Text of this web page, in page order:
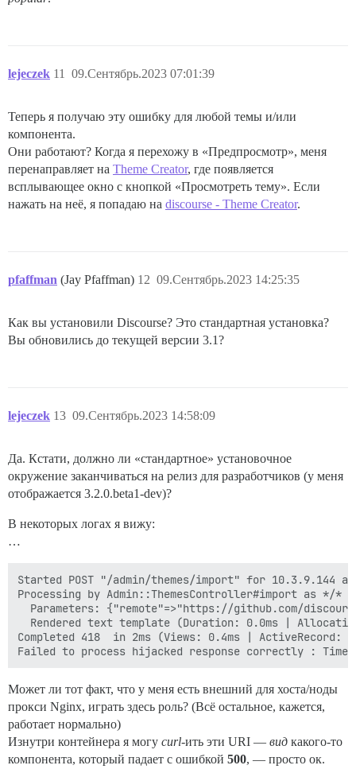
lejeczek 09.Сентябрь.2023 07:01:39
11
Теперь я получаю эту ошибку для любой темы и/или
компонента.
Они работают? Когда я перехожу в «Предпросмотр», меня
перенаправляет на Theme Creator, где появляется
всплывающее окно с кнопкой «Просмотреть тему». Если
нажать на неё, я попадаю на discourse - Theme Creator.
pfaffman (Jay Pfaffman) 09.Сентябрь.2023 14:25:35
12
Как вы установили Discourse? Это стандартная установка?
Вы обновились до текущей версии 3.1?
lejeczek 09.Сентябрь.2023 14:58:09
13
Да. Кстати, должно ли «стандартное» установочное
окружение заканчиваться на релиз для разработчиков (у меня
отображается 3.2.0.beta1-dev)?
В некоторых логах я вижу:
…
Started POST "/admin/themes/import" for 10.3.9.144 at
Processing by Admin::ThemesController#import as */*
Parameters: {"remote"=>"https://github.com/
Rendered text template (Duration: 0.0ms |
Completed 418  in 2ms (Views: 0.4ms |
Может ли тот факт, что у меня есть внешний для хоста/ноды
прокси Nginx, играть здесь роль? (Всё остальное, кажется,
работает нормально)
Изнутри контейнера я могу curl-ить эти URI — вид какого-то
компонента, который падает с ошибкой 500, — просто ок.